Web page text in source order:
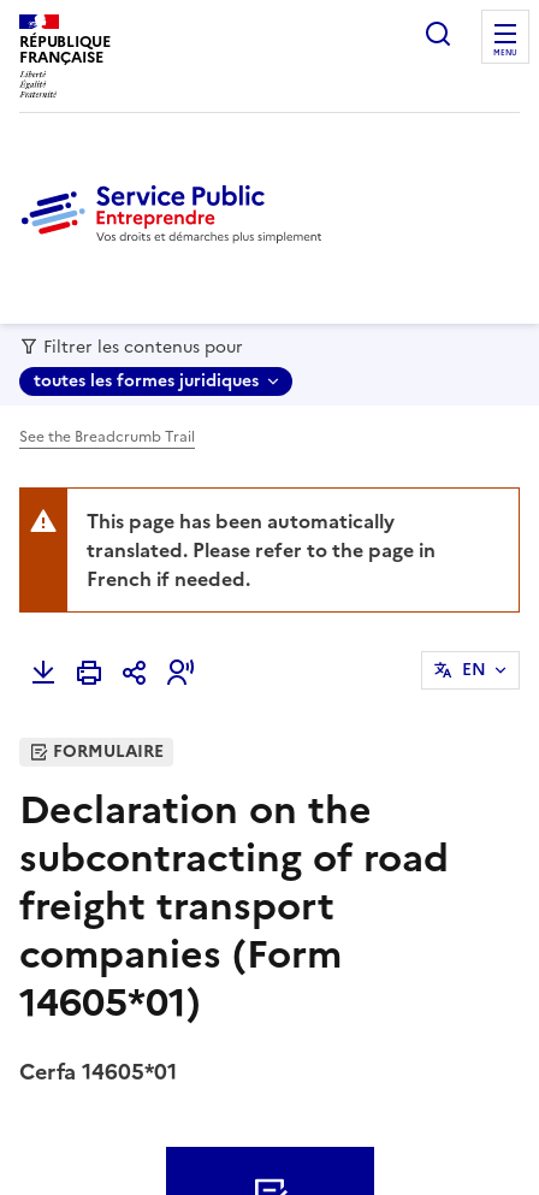
RÉPUBLIQUE
FRANÇAISE MENU
Filtrer les contenus pour
toutes les formes juridiques
See the Breadcrumb Trail
This page has been automatically
translated. Please refer to the page in
French if needed.
EN
FORMULAIRE
Declaration on the
subcontracting of road
freight transport
companies (Form
14605*01)
Cerfa 14605*01